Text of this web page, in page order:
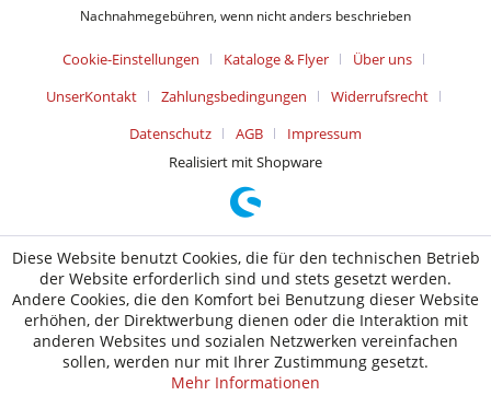
Nachnahmegebühren, wenn nicht anders beschrieben
Cookie-Einstellungen Kataloge & Flyer
Über uns
UnserKontakt
Zahlungsbedingungen
Widerrufsrecht
Datenschutz
AGB
Impressum
Realisiert mit Shopware
Diese Website benutzt Cookies, die für den technischen Betrieb
der Website erforderlich sind und stets gesetzt werden.
Andere Cookies, die den Komfort bei Benutzung dieser Website
erhöhen, der Direktwerbung dienen oder die Interaktion mit
anderen Websites und sozialen Netzwerken vereinfachen
sollen, werden nur mit Ihrer Zustimmung gesetzt.
Mehr Informationen